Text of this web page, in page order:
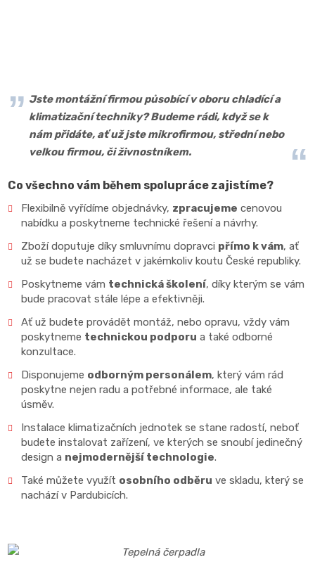
Jste montážní firmou působící v oboru chladící a
klimatizační techniky? Budeme rádi, když se k
nám přidáte, ať už jste mikrofirmou, střední nebo
velkou firmou, či živnostníkem.
Co všechno vám během spolupráce zajistíme?
Flexibilně vyřídíme objednávky, zpracujeme cenovou
nabídku a poskytneme technické řešení a návrhy.
Zboží doputuje díky smluvnímu dopravci přímo k vám, ať
už se budete nacházet v jakémkoliv koutu České republiky.
Poskytneme vám technická školení, díky kterým se vám
bude pracovat stále lépe a efektivněji.
Ať už budete provádět montáž, nebo opravu, vždy vám
poskytneme technickou podporu a také odborné
konzultace.
Disponujeme odborným personálem, který vám rád
poskytne nejen radu a potřebné informace, ale také
úsměv.
Instalace klimatizačních jednotek se stane radostí, neboť
budete instalovat zařízení, ve kterých se snoubí jedinečný
design a nejmodernější technologie.
Také můžete využít osobního odběru ve skladu, který se
nachází v Pardubicích.